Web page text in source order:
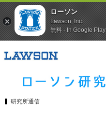
研究所通信
ローソン
Lawson, Inc.
無料 - In Google Play